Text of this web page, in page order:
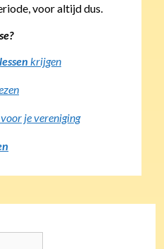
voor altijd dus.
krijgen
voor je vereniging